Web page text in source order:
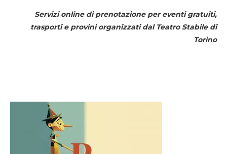
Servizi online di prenotazione per eventi gratuiti,
trasporti e provini organizzati dal Teatro Stabile di
Torino